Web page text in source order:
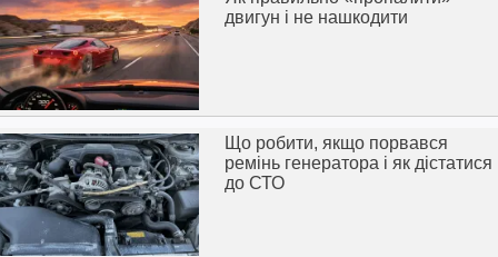
двигун і не нашкодити
Що робити, якщо порвався
ремінь генератора і як дістатися
до СТО